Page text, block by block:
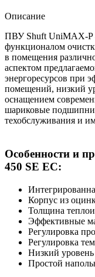
Описание
ПВУ Shuft UniMAX-P
функционалом
в помещения
аспектом
энергоресурсов при
помещений, низкий
оснащением
шариковые
техобслуживания и
Особенности и
450 SE EC:
Корпус из
Толщина
Эффективные
Регулировка
Регулировка
Низкий
Простой